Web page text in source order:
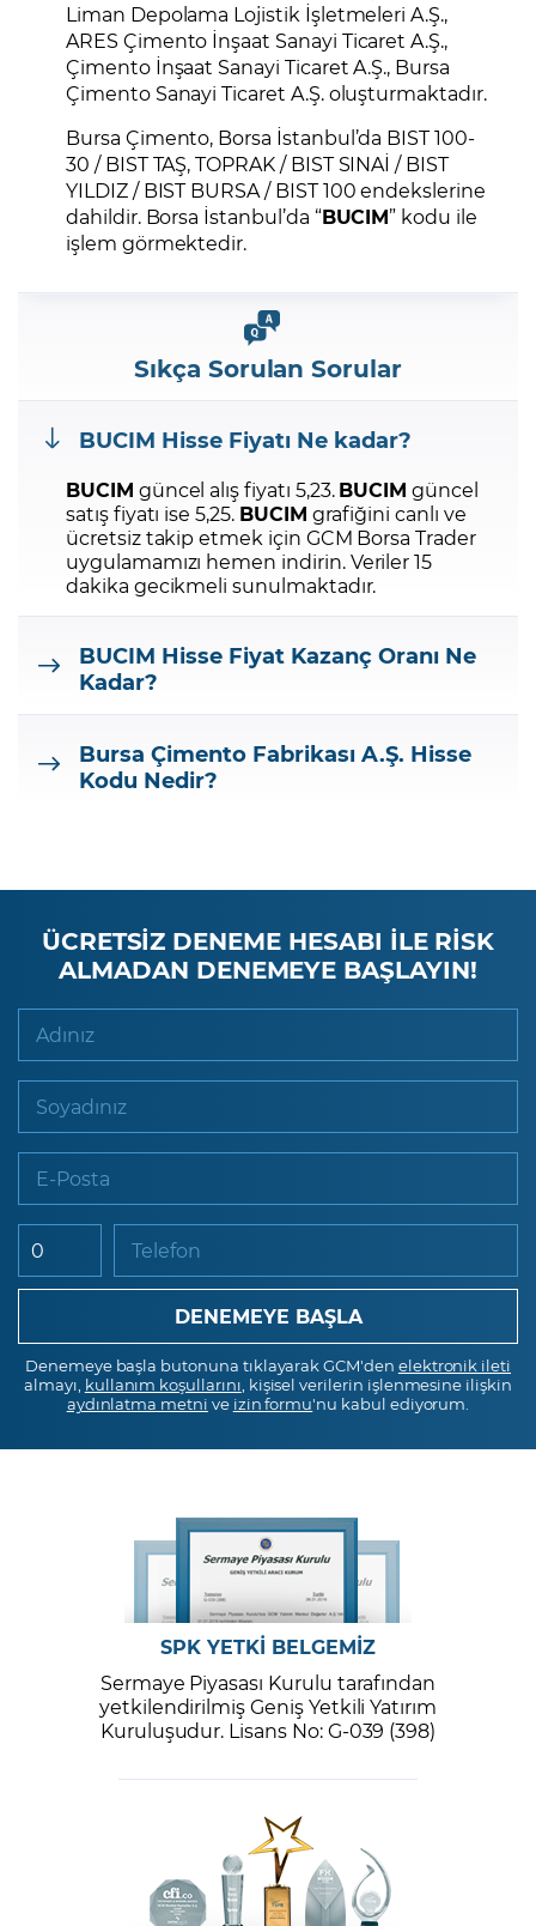
Liman Depolama Lojistik İşletmeleri A.Ş.,
ARES Çimento İnşaat Sanayi Ticaret A.Ş.,
Çimento İnşaat Sanayi Ticaret A.Ş., Bursa
Çimento Sanayi Ticaret A.Ş. oluşturmaktadır.
Bursa Çimento, Borsa İstanbul’da BIST 100-
30 / BIST TAŞ, TOPRAK / BIST SINAİ / BIST
YILDIZ / BIST BURSA / BIST 100 endekslerine
dahildir. Borsa İstanbul’da “BUCIM” kodu ile
işlem görmektedir.
Sıkça Sorulan Sorular
BUCIM Hisse Fiyatı Ne kadar?
BUCIM güncel alış fiyatı 5,23.BUCIM güncel
satış fiyatı ise 5,25. BUCIM grafiğini canlı ve
ücretsiz takip etmek için GCM Borsa Trader
uygulamamızı hemen indirin.Veriler 15
dakika gecikmeli sunulmaktadır.
BUCIM Hisse Fiyat Kazanç Oranı Ne
Kadar?
Bursa Çimento Fabrikası A.Ş. Hisse
Kodu Nedir?
ÜCRETSİZ DENEME HESABI İLE RİSK
ALMADAN DENEMEYE BAŞLAYIN!
Adınız
Soyadınız
E-Posta
Telefon
Denemeye başla butonuna tıklayarak GCM'den elektronik ileti
almayı, kullanım koşullarını , kişisel verilerin işlenmesine ilişkin
aydınlatma metni ve izin formu'nu kabul ediyorum.
SPK YETKİ BELGEMİZ
Sermaye Piyasası Kurulu tarafından
yetkilendirilmiş Geniş Yetkili Yatırım
Kuruluşudur. Lisans No: G-039 (398)